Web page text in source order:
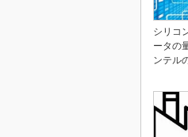
シリコ
ータの
ンテル